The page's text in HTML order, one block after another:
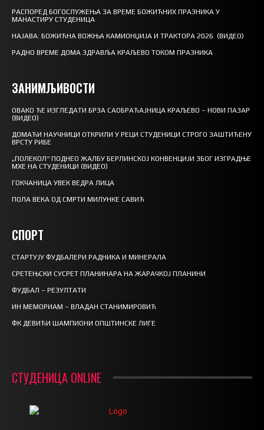
РАСПОРЕД БОГОСЛУЖЕЊА ЗА ВРЕМЕ БОЖИЋНИХ ПРАЗНИКА У
МАНАСТИРУ СТУДЕНИЦА
НАЈАВА: БОЖИЋНА ВОЖЊА КАМИОНЏИЈА И ТРАКТОРА 2026. (ВИДЕО)
РАДНО ВРЕМЕ ДОМА ЗДРАВЉА КРАЉЕВО ТОКОМ ПРАЗНИКА
ЗАНИМЉИВОСТИ
ОВАКО ЋЕ ИЗГЛЕДАТИ БРЗА САОБРАЋАЈНИЦА КРАЉЕВО – НОВИ ПАЗАР
(ВИДЕО)
ДОМАЋИ НАУЧНИЦИ ОТКРИЛИ У РЕЦИ СТУДЕНИЦИ СТРОГО ЗАШТИЋЕНУ
ВРСТУ РИБЕ
„ПОЛЕКОЛ“ ПОДНЕО ЖАЛБУ БЕРЛИНСКОЈ КОНВЕНЦИЈИ ЗБОГ ИЗГРАДЊЕ
МХЕ НА СТУДЕНИЦИ (ВИДЕО)
ГОКЧАНИЦА УВЕК ВЕДРА ЛИЦА
ПОЛА ВЕКА ОД СМРТИ МИЛУНКЕ САВИЋ
СПОРТ
СТАРТУЈУ ФУДБАЛЕРИ РАДНИКА И МИНЕРАЛА
СРЕТЕЊСКИ СУСРЕТ ПЛАНИНАРА НА ЖАРАЧКОЈ ПЛАНИНИ
ФУДБАЛ – РЕЗУЛТАТИ
ИН МЕМОРИАМ – ВЛАДАН СТАНИМИРОВИЋ
ФК ДЕВИЋИ ШАМПИОНИ ОПШТИНСКЕ ЛИГЕ
СТУДЕНИЦА ONLINE